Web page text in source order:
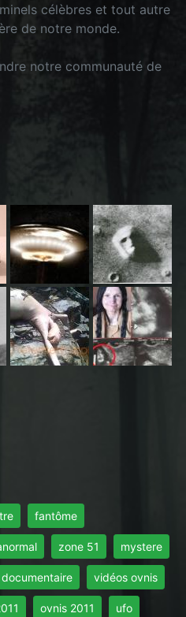
célèbres et tout autre
de notre monde.
notre communauté de
fantôme
zone 51 mystere
documentaire vidéos ovnis
ovnis 2011 ufo